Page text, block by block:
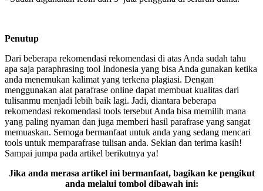
Penutup
Dari beberapa rekomendasi rekomendasi di atas Anda sudah tahu
apa saja paraphrasing tool Indonesia yang bisa Anda gunakan ketika
anda menemukan kalimat yang terkena plagiasi. Dengan
menggunakan alat parafrase online dapat membuat kualitas dari
tulisanmu menjadi lebih baik lagi. Jadi, diantara beberapa
rekomendasi rekomendasi tools tersebut Anda bisa memilih mana
yang paling nyaman dan juga memberi hasil parafrase yang sangat
memuaskan. Semoga bermanfaat untuk anda yang sedang mencari
tools untuk memparafrase tulisan anda. Sekian dan terima kasih!
Sampai jumpa pada artikel berikutnya ya!
Jika anda merasa artikel ini bermanfaat, bagikan ke pengikut
anda melalui tombol dibawah ini: